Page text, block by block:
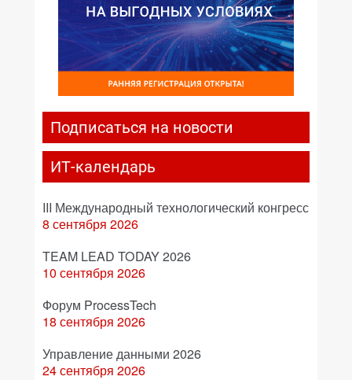
Подписаться на новости
ИТ-календарь
III Международный технологический конгресс
8 сентября 2026
TEAM LEAD TODAY 2026
10 сентября 2026
Форум ProcessTech
18 сентября 2026
Управление данными 2026
24 сентября 2026